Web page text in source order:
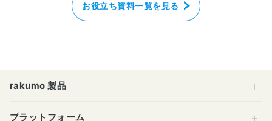
お役立ち資料一覧を見る
rakumo 製品
プラットフォーム